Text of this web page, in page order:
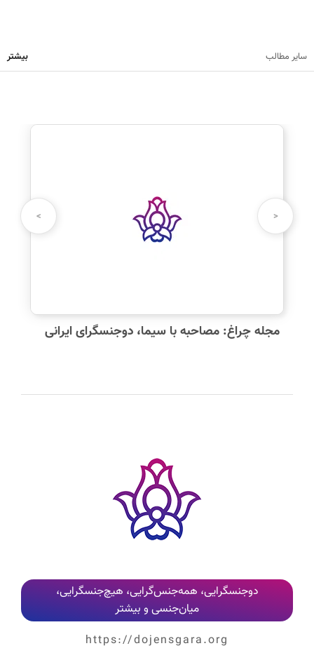
سایر مطالب بیشتر
<
>
مجله چراغ:‌ مصاحبه با سیما، دوجنسگرای ایرانی
دوجنسگرایی، همه‌جنس‌گرایی، هیچ‌جنسگرایی،
میان‌جنسی و بیشتر
https://dojensgara.org